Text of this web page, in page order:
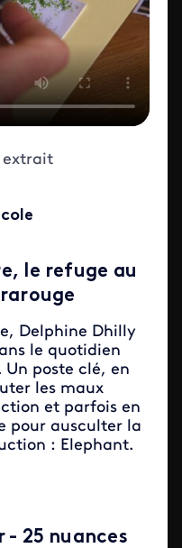
extrait
le refuge au
Delphine Dhilly
le quotidien
Un poste clé, en
les maux
et parfois en
pour ausculter la
: Elephant.
- 25 nuances